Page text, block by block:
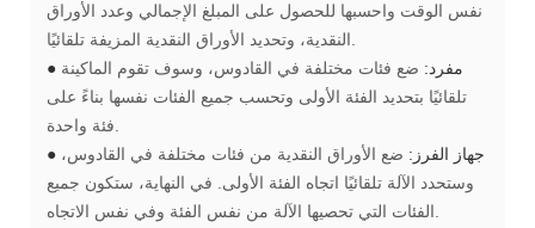
نفس الوقت واحسبها للحصول على المبلغ الإجمالي وعدد الأوراق
● مفرد: ضع فئات مختلفة في القادوس، وسوف تقوم الماكينة
تلقائيًا بتحديد الفئة الأولى وتحسب جميع الفئات نفسها بناءً على
● جهاز الفرز: ضع الأوراق النقدية من فئات مختلفة في القادوس،
وستحدد الآلة تلقائيًا اتجاه الفئة الأولى. في النهاية، ستكون جميع